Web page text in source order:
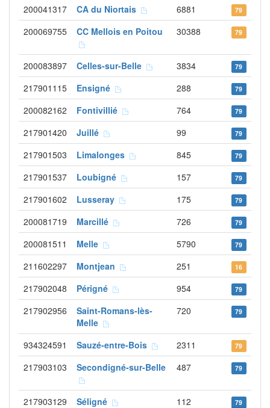
200041317 CA du Niortais 6881 79
200069755 CC Mellois en Poitou 30388 79
200083897 Celles-sur-Belle 3834 79
217901115 Ensigné 288 79
200082162 Fontivillié 764 79
217901420 Juillé 99 79
217901503 Limalonges 845 79
217901537 Loubigné 157 79
217901602 Lusseray 175 79
200081719 Marcillé 726 79
200081511 Melle 5790 79
211602297 Montjean 251 16
217902048 Périgné 954 79
217902956
Saint-Romans-lès-
Melle
720 79
934324591 Sauzé-entre-Bois 2311 79
217903103 Secondigné-sur-Belle 487 79
217903129 Séligné 112 79